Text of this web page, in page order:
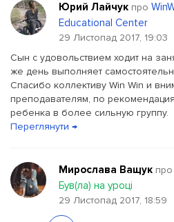
Юрий Лайчук про
Educational Center
29 Листопад 2017, 19:03
Сын с удовольствием ходит на
же день выполняет
Спасибо коллективу Win Win и
преподавателям, по
ребенка в более сильную группу.
Переглянути →
Мирослава Ващук про
Був(ла) на уроці
29 Листопад 2017, 18:59